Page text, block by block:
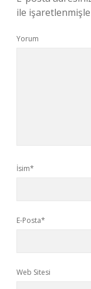
ile
Yorum
İsim*
E-Posta*
Web Sitesi